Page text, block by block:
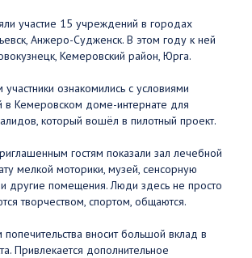
участие 15 учреждений в городах
Анжеро-Судженск. В этом году к ней
Кемеровский район, Юрга. ⠀
ознакомились с условиями
Кемеровском доме-интернате для
который вошёл в пилотный проект. ⠀
гостям показали зал лечебной
мелкой моторики, музей, сенсорную
другие помещения. Люди здесь не просто
творчеством, спортом, общаются. ⠀
вносит большой вклад в
Привлекается дополнительное